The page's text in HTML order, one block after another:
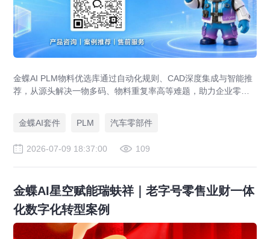
金蝶AI PLM物料优选库通过自动化规则、CAD深度集成与智能推
荐，从源头解决一物多码、物料重复率高等难题，助力企业零部
金蝶AI套件
PLM 汽车零部件
2026-07-09 18:37:00 109
金蝶AI星空赋能瑞蚨祥｜老字号零售业财一体
化数字化转型案例